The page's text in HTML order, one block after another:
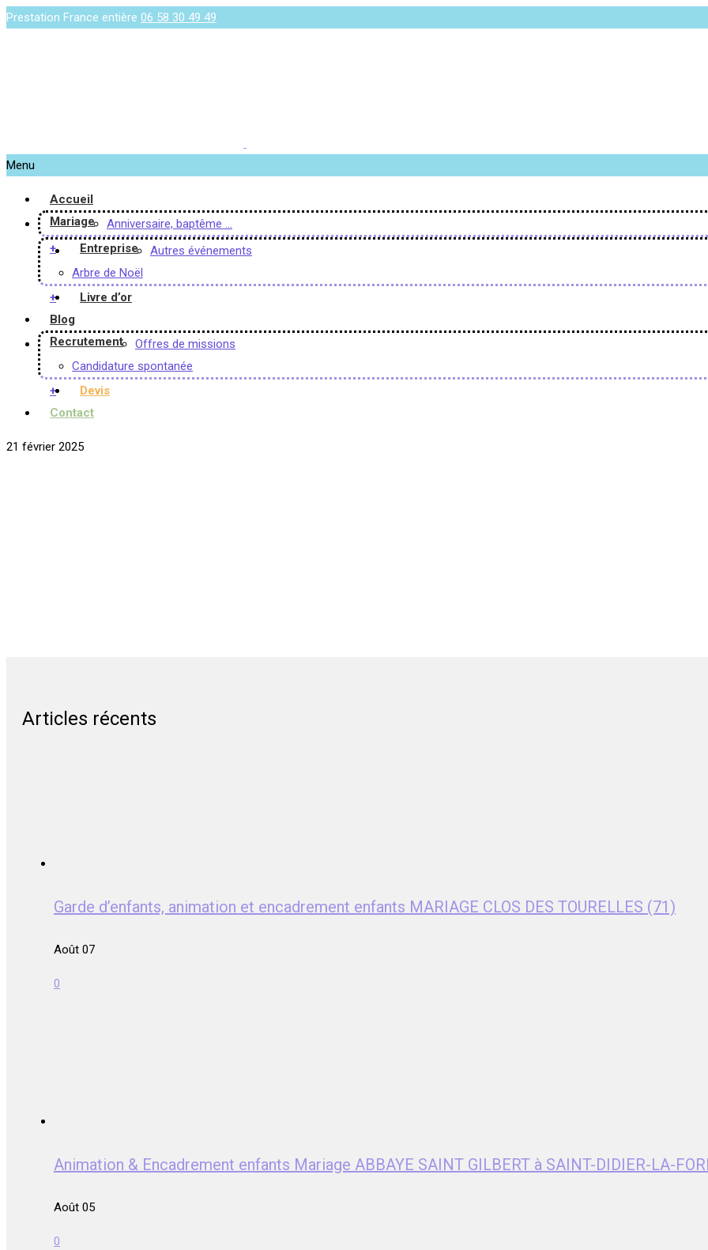
Prestation France entière 06 58 30 49 49
Menu
Accueil
Mariage
Anniversaire, baptême …
+
Entreprise
Autres événements
Arbre de Noël
+
Livre d’or
Blog
Recrutement
Offres de missions
Candidature spontanée
+
Devis
Contact
21 février 2025
Articles récents
Garde d’enfants, animation et encadrement enfants MARIAGE CLOS DES TOURELLES (71)
Août 07
0
Animation & Encadrement enfants Mariage ABBAYE SAINT GILBERT à SAINT-DIDIER-LA-
Août 05
0